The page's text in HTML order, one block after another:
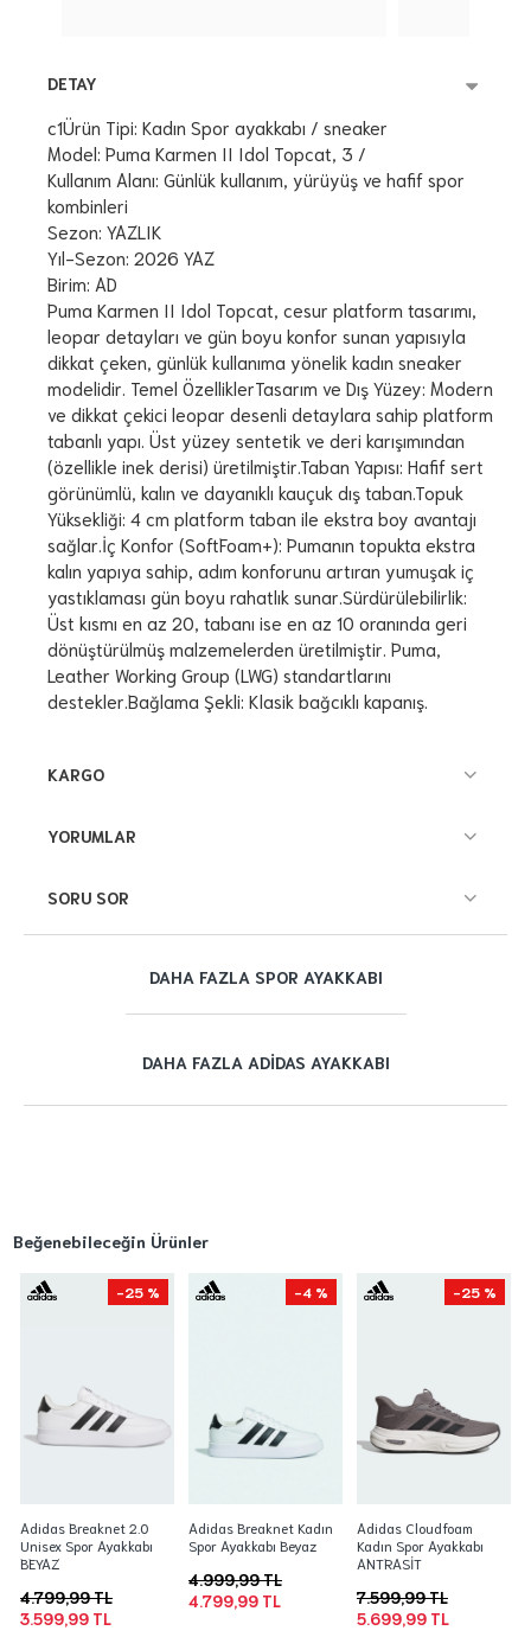
DAHA FAZLA SPOR AYAKKABI
DAHA FAZLA ADIDAS AYAKKABI
DETAY
c1Ürün Tipi: Kadın Spor ayakkabı / sneaker
Model: Puma Karmen II Idol Topcat, 3 /
Kullanım Alanı: Günlük kullanım, yürüyüş ve hafif spor
kombinleri
Sezon: YAZLIK
Yıl-Sezon: 2026 YAZ
Birim: AD
Puma Karmen II Idol Topcat, cesur platform tasarımı,
leopar detayları ve gün boyu konfor sunan yapısıyla
dikkat çeken, günlük kullanıma yönelik kadın sneaker
modelidir. Temel ÖzelliklerTasarım ve Dış Yüzey: Modern
ve dikkat çekici leopar desenli detaylara sahip platform
tabanlı yapı. Üst yüzey sentetik ve deri karışımından
(özellikle inek derisi) üretilmiştir.Taban Yapısı: Hafif sert
görünümlü, kalın ve dayanıklı kauçuk dış taban.Topuk
Yüksekliği: 4 cm platform taban ile ekstra boy avantajı
sağlar.İç Konfor (SoftFoam+): Pumanın topukta ekstra
kalın yapıya sahip, adım konforunu artıran yumuşak iç
yastıklaması gün boyu rahatlık sunar.Sürdürülebilirlik:
Üst kısmı en az 20, tabanı ise en az 10 oranında geri
dönüştürülmüş malzemelerden üretilmiştir. Puma,
Leather Working Group (LWG) standartlarını
destekler.Bağlama Şekli: Klasik bağcıklı kapanış.
KARGO
YORUMLAR
SORU SOR
Beğenebileceğin Ürünler
-25 %
Adidas Breaknet 2.0
Unisex Spor Ayakkabı
BEYAZ
3.599,99 TL
4.799,99 TL
-4 %
Adidas Breaknet Kadın
Spor Ayakkabı Beyaz
4.799,99 TL
4.999,99 TL
-25 %
Adidas Cloudfoam
Kadın Spor Ayakkabı
ANTRASİT
5.699,99 TL
7.599,99 TL